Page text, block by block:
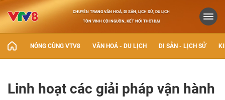
CHUYÊN TRANG VĂN HOÁ, DI SẢN, LỊCH SỬ, DU LỊCH
TÔN VINH CỘI NGUỒN, KẾT NỐI THỜI ĐẠI
NÓNG CÙNG VTV8 VĂN HOÁ - DU LỊCH DI SẢN - LỊCH SỬ
Linh hoạt các giải pháp vận hành